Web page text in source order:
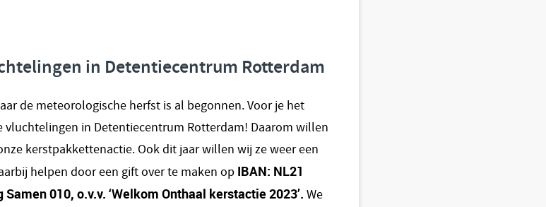
in Detentiecentrum Rotterdam
de meteorologische herfst is al begonnen. Voor je het
vluchtelingen in Detentiecentrum Rotterdam! Daarom willen
kerstpakkettenactie. Ook dit jaar willen wij ze weer een
helpen door een gift over te maken op IBAN: NL21
010, o.v.v. ‘Welkom Onthaal kerstactie 2023’. We